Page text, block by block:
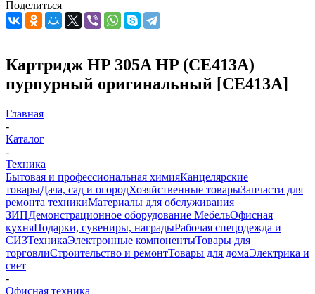
Поделиться
Картридж HP 305A HP (CE413A)
пурпурный оригинальный [CE413A]
Главная
-
Каталог
-
Техника
Бытовая и профессиональная химияКанцелярские
товарыДача, сад и огородХозяйственные товарыЗапчасти для
ремонта техникиМатериалы для обслуживания
ЗИПДемонстрационное оборудование МебельОфисная
кухняПодарки, сувениры, наградыРабочая спецодежда и
СИЗТехникаЭлектронные компонентыТовары для
торговлиСтроительство и ремонтТовары для домаЭлектрика и
свет
-
Офисная техника